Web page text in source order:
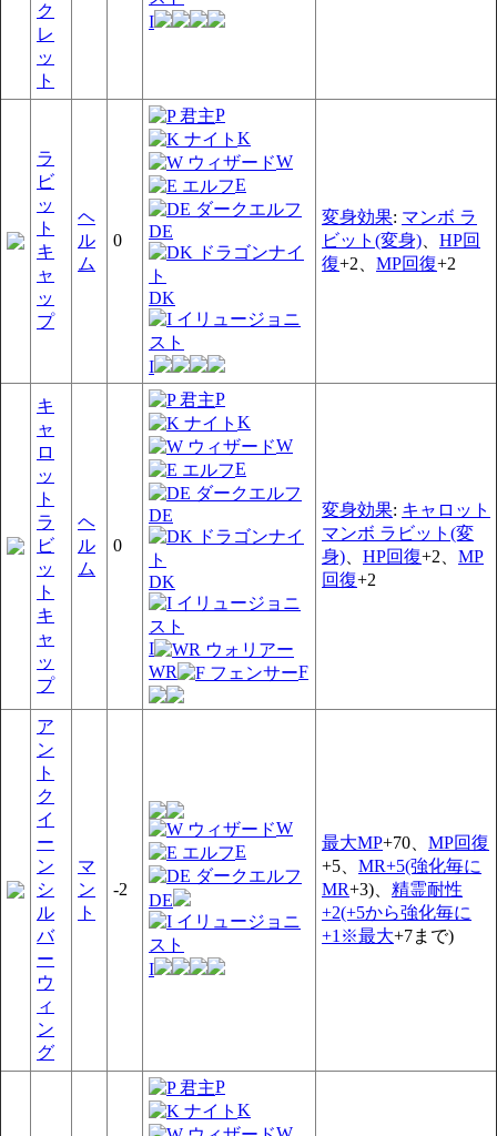
ク
レ
ッ
ト
I
ラ
ビ
ッ
ト
キ
ャ
ッ
プ
ヘ
ル
ム
0
P
K
W
E
DE
DK
I
変身効果: マンボ ラ
ビット(変身)
HP回
復+2、 MP回復+2
キ
ャ
ロ
ッ
ト
ラ
ビ
ッ
ト
キ
ャ
ッ
プ
ヘ
ル
ム
0
P
K
W
E
DE
DK
I
WR
F
変身効果: キャロット
マンボ ラビット(変
身)
HP回復+2、 MP
回復+2
ア
ン
ト
ク
イ
ー
ン
シ
ル
バ
ー
ウ
ィ
ン
グ
マ
ン
ト
-2
W
E
DE
I
最大MP+70、 MP回復
+5、 MR+5(強化毎に
MR+3)、 精霊耐性
+2(+5から強化毎に
+1※最大+7まで)
P
K